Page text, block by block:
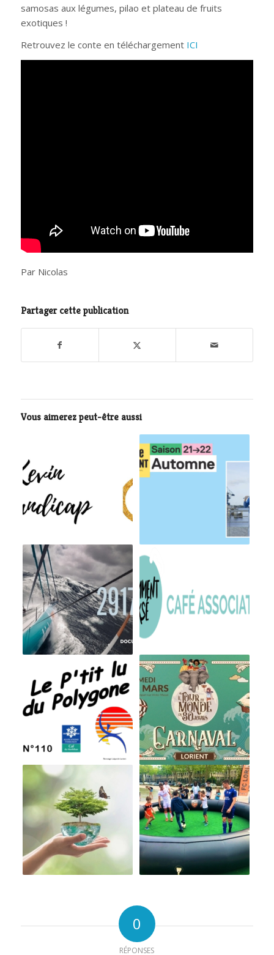
samosas aux légumes, pilao et plateau de fruits
exotiques !
Retrouvez le conte en téléchargement ICI
Par Nicolas
Partager cette publication
Vous aimerez peut-être aussi
0
RÉPONSES